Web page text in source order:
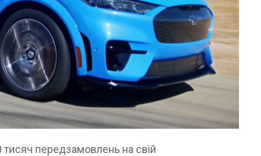
передзамовлень на свій